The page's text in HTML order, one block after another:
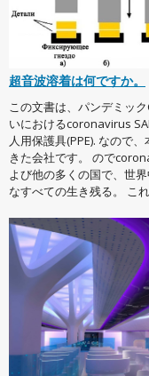
超音波溶着は何ですか。
この文書は、パンデミッ
いにおけるcoronavirus
人用保護具(PPE). なので
きた会社です。 ので
よび他の多くの国で、世
なすべての生き残る。 こ